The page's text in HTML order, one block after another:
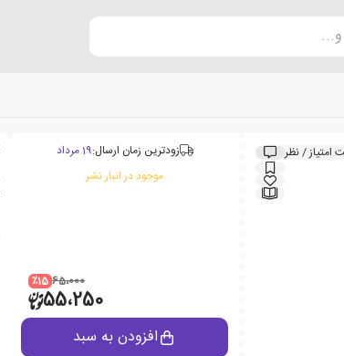
امتیاز / نظر زودترین زمان ارسال:19 مرداد
موجود در انبار نشر
65،000 ٪15
55،250
افزودن به سبد